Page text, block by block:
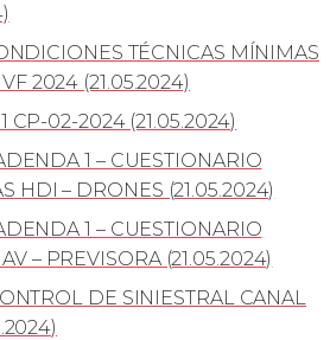
TÉCNICAS MÍNIMAS
2024 (21.05.2024)
CP-02-2024 (21.05.2024)
1 – CUESTIONARIO
HDI – DRONES (21.05.2024)
1 – CUESTIONARIO
– PREVISORA (21.05.2024)
DE SINIESTRAL CANAL